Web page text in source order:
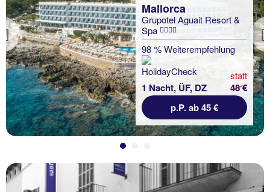
Previous
Mallorca
Grupotel Aguait Resort &
Spa
98 % Weiterempfehlung
1 Nacht, ÜF, DZ
statt
48 €
p.P. ab 45 €